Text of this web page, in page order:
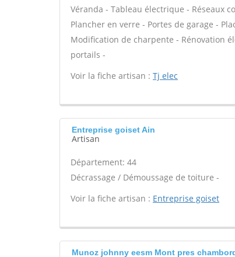
Véranda - Tableau électrique - Réseaux
Plancher en verre - Portes de garage -
Modification de charpente - Rénovation
portails -
Voir la fiche artisan : Tj elec
Entreprise goiset Ain
Artisan
Département: 44
Décrassage / Démoussage de toiture -
Voir la fiche artisan : Entreprise goiset
Munoz johnny eesm Mont pres